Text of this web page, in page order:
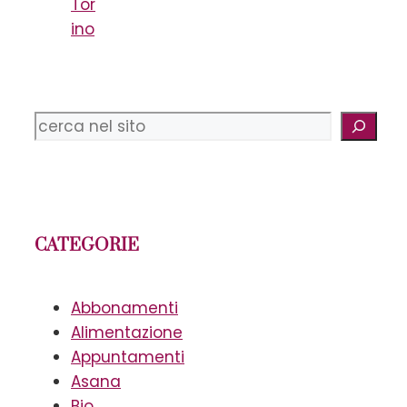
Tor
ino
Cerca
CATEGORIE
Abbonamenti
Alimentazione
Appuntamenti
Asana